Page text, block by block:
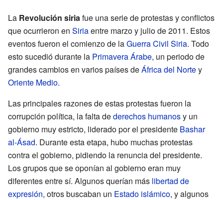
La Revolución siriafue una serie de protestas y conflictos
que ocurrieron en Siriaentre marzo y julio de 2011. Estos
eventos fueron el comienzo de laGuerra Civil Siria. Todo
esto sucedió durante la Primavera Árabe, un periodo de
grandes cambios en varios países deÁfrica del Nortey
Oriente Medio.
Las principales razones de estas protestas fueron la
corrupción política, la falta dederechos humanosy un
gobierno muy estricto, liderado por el presidente Bashar
al-Ásad. Durante esta etapa, hubo muchas protestas
contra el gobierno, pidiendo la renuncia del presidente.
Los grupos que se oponían al gobierno eran muy
diferentes entre sí. Algunos querían más libertad de
expresión, otros buscaban un Estado islámico, y algunos